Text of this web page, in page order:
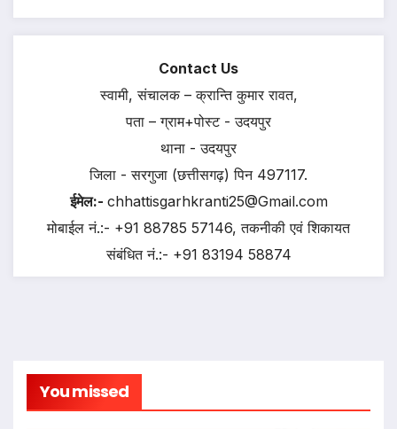
Contact Us
स्वामी, संचालक – क्रान्ति कुमार रावत,
पता – ग्राम+पोस्ट - उदयपुर
थाना - उदयपुर
जिला - सरगुजा (छत्तीसगढ़) पिन 497117.
ईमेल:- chhattisgarhkranti25@Gmail.com
मोबाईल नं.:- +91 88785 57146, तकनीकी एवं शिकायत
संबंधित नं.:- +91 83194 58874
You missed